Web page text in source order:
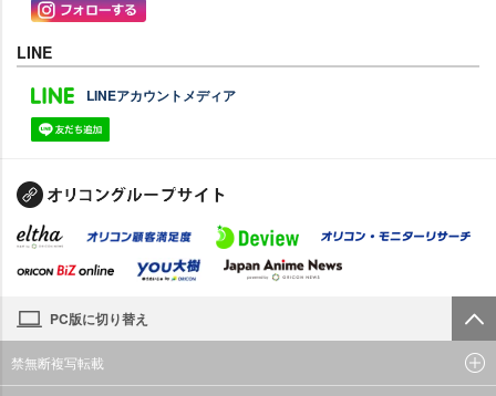
LINE
LINEアカウントメディア
PC版に切り替え
禁無断複写転載